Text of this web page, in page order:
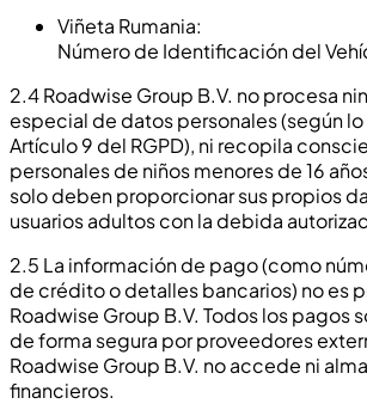
Viñeta Rumania:
Número de Identificación del
2.4 Roadwise Group B.V. no procesa
especial de datos personales (según
Artículo 9 del RGPD), ni recopila
personales de niños menores de 16
solo deben proporcionar sus propios
usuarios adultos con la debida
2.5 La información de pago (como
de crédito o detalles bancarios) no es
Roadwise Group B.V. Todos los pagos
de forma segura por proveedores
Roadwise Group B.V. no accede ni
financieros.